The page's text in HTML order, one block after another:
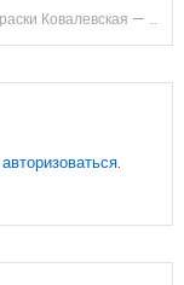
Оксана Краски Ковалевская — захватывающая история жизни талантливой певицы и актрисы
авторизоваться.